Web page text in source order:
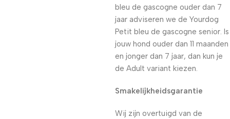
bleu de gascogne ouder dan 7
jaar adviseren we de Yourdog
Petit bleu de gascogne senior. Is
jouw hond ouder dan 11 maanden
en jonger dan 7 jaar, dan kun je
de Adult variant kiezen.
Smakelijkheidsgarantie
Wij zijn overtuigd van de